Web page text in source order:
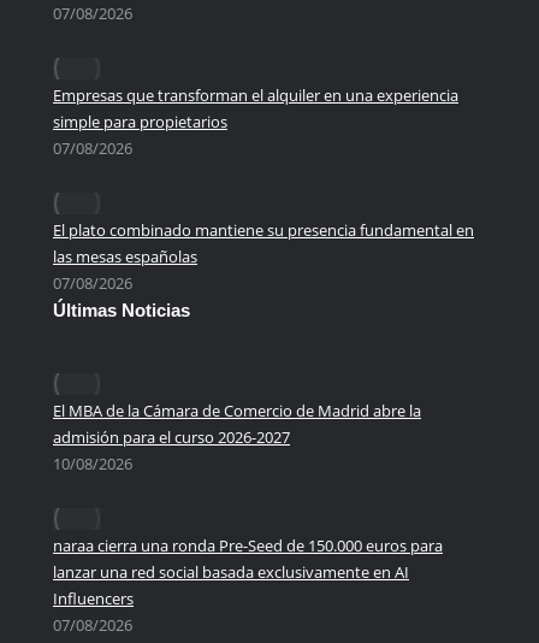
07/08/2026
Empresas que transforman el alquiler en una experiencia
simple para propietarios
07/08/2026
El plato combinado mantiene su presencia fundamental en
las mesas españolas
07/08/2026
Últimas Noticias
El MBA de la Cámara de Comercio de Madrid abre la
admisión para el curso 2026-2027
10/08/2026
naraa cierra una ronda Pre-Seed de 150.000 euros para
lanzar una red social basada exclusivamente en AI
Influencers
07/08/2026